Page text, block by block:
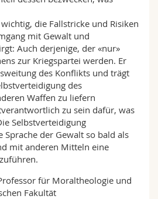
die Fallstricke und Risiken
mit Gewalt und
Auch derjenige, der «nur»
zur Kriegspartei werden. Er
des Konflikts und trägt
des
Waffen zu liefern
zu sein dafür, was
Selbstverteidigung
Sprache der Gewalt so bald als
mit anderen Mitteln eine
für Moraltheologie und
Fakultät